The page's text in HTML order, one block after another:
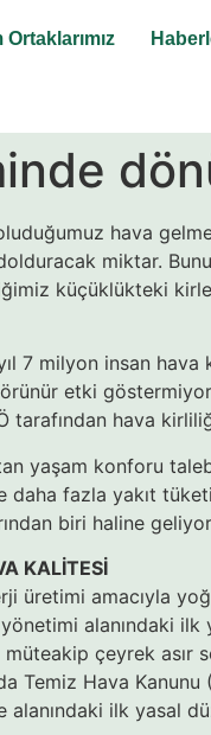
hava
miktar.
küçüklükteki
7 milyon insan
etki
tarafından hava
yaşam konforu
daha fazla yakıt
biri haline
KALİTESİ
üretimi amacıyla
alanındaki
müteakip çeyrek
Temiz Hava
alanındaki ilk yasal